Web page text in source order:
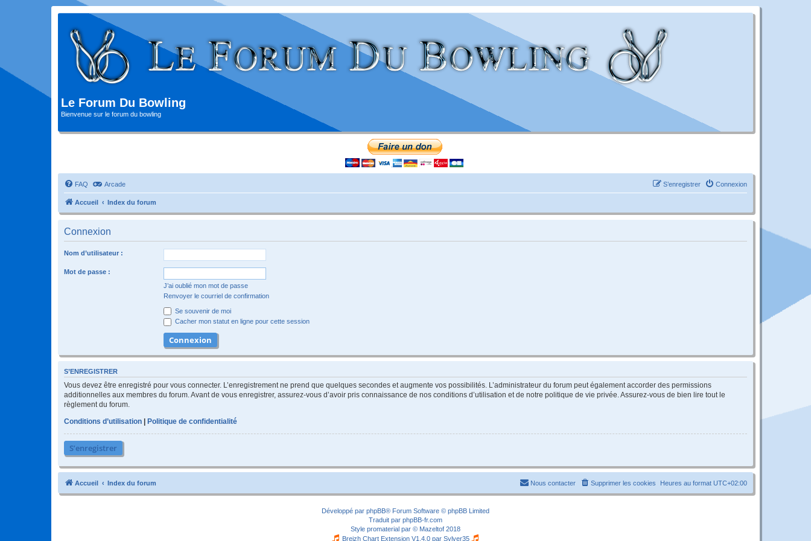
Le Forum Du Bowling
Bienvenue sur le forum du bowling
FAQ Arcade Connexion
S’enregistrer
Accueil Index du forum
Connexion
Nom d’utilisateur :
Mot de passe :
J’ai oublié mon mot de passe
Renvoyer le courriel de confirmation
Se souvenir de moi
Cacher mon statut en ligne pour cette session
S’ENREGISTRER
Vous devez être enregistré pour vous connecter. L’enregistrement ne prend que quelques secondes et augmente vos possibilités. L’administrateur du forum peut également accorder des permissions
additionnelles aux membres du forum. Avant de vous enregistrer, assurez-vous d’avoir pris connaissance de nos conditions d’utilisation et de notre politique de vie privée. Assurez-vous de bien lire tout le
règlement du forum.
Conditions d’utilisation
Politique de confidentialité
S’enregistrer
Accueil Index du forum Heures au format UTC+02:00
Supprimer les cookies
Nous contacter
Développé par phpBB® Forum Software © phpBB Limited
Traduit par phpBB-fr.com
Style promaterial par © Mazeltof 2018
Breizh Chart Extension V1.4.0 par Sylver35